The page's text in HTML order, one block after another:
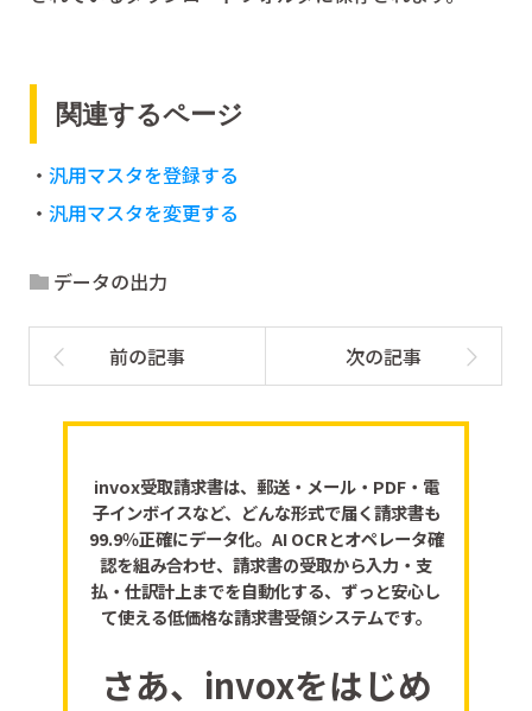
関連するページ
・ 汎用マスタを登録する
・ 汎用マスタを変更する
データの出力
invox受取請求書は、郵送・メール・PDF・電
子インボイスなど、どんな形式で届く請求書も
99.9％正確にデータ化。AI OCRとオペレータ確
認を組み合わせ、請求書の受取から入力・支
払・仕訳計上までを自動化する、ずっと安心し
て使える低価格な請求書受領システムです。
さあ、invoxをはじめ